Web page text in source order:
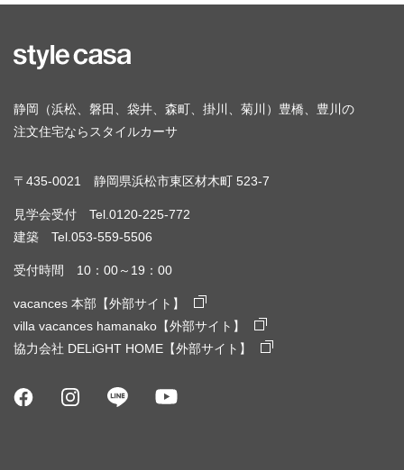
静岡（浜松、磐田、袋井、森町、掛川、菊川）豊橋、豊川の
注文住宅ならスタイルカーサ
〒435-0021 静岡県浜松市東区材木町 523-7
見学会受付 Tel.0120-225-772
建築 Tel.053-559-5506
受付時間 10：00～19：00
vacances 本部【外部サイト】
villa vacances hamanako【外部サイト】
協力会社 DELiGHT HOME【外部サイト】